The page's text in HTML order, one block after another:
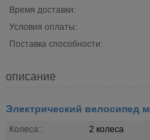
Время доставки:
Условия оплаты:
Поставка способности:
описание
Электрический велосипед
Колеса::
2 колеса